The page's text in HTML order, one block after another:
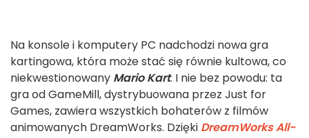
Na konsole i komputery PC nadchodzi nowa gra
kartingowa, która może stać się równie kultowa, co
niekwestionowany Mario Kart. I nie bez powodu: ta
gra od GameMill, dystrybuowana przez Just for
Games, zawiera wszystkich bohaterów z filmów
animowanych DreamWorks. Dzięki DreamWorks All-